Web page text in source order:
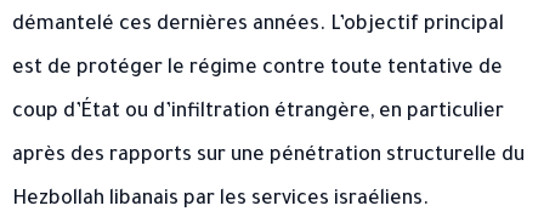
démantelé ces dernières années. L’objectif principal
est de protéger le régime contre toute tentative de
coup d’État ou d’infiltration étrangère, en particulier
après des rapports sur une pénétration structurelle du
Hezbollah libanais par les services israéliens.